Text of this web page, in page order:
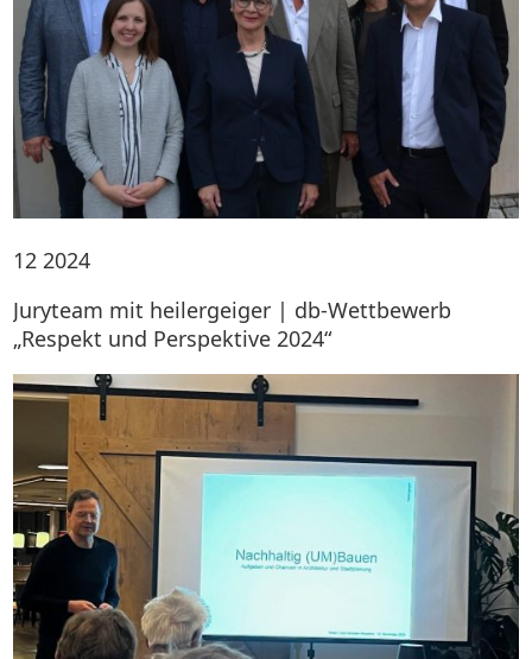
12 2024
Juryteam mit heilergeiger | db-Wettbewerb
„Respekt und Perspektive 2024“